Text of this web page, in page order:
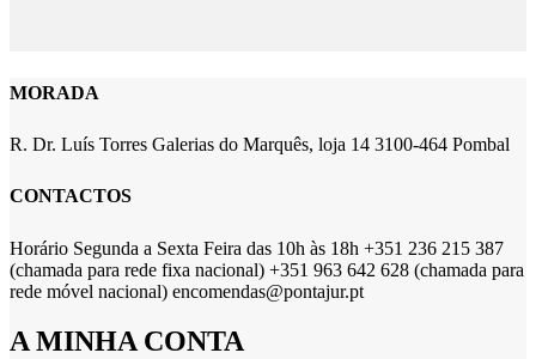
MORADA
R. Dr. Luís Torres Galerias do Marquês, loja 14 3100-464 Pombal
CONTACTOS
Horário Segunda a Sexta Feira das 10h às 18h +351 236 215 387
(chamada para rede fixa nacional) +351 963 642 628 (chamada para
rede móvel nacional) encomendas@pontajur.pt
A MINHA CONTA